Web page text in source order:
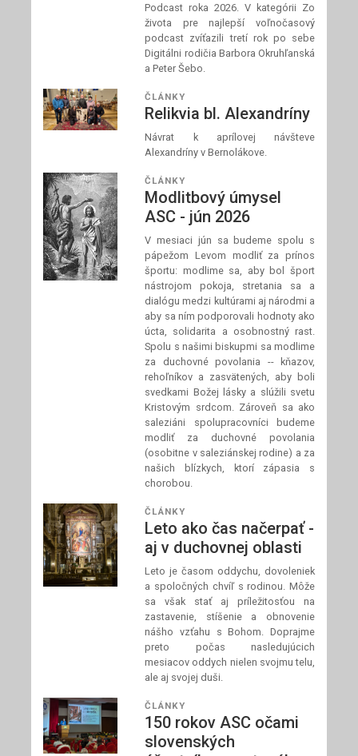
Podcast roka 2026. V kategórii Zo
života pre najlepší voľnočasový
podcast zvíťazili tretí rok po sebe
Digitálni rodičia Barbora Okruhľanská
a Peter Šebo.
ČLÁNKY
Relikvia bl. Alexandríny
Návrat k aprílovej návšteve
Alexandríny v Bernolákove.
ČLÁNKY
Modlitbový úmysel
ASC - jún 2026
V mesiaci jún sa budeme spolu s
pápežom Levom modliť za prínos
športu: modlime sa, aby bol šport
nástrojom pokoja, stretania sa a
dialógu medzi kultúrami aj národmi a
aby sa ním podporovali hodnoty ako
úcta, solidarita a osobnostný rast.
Spolu s našimi biskupmi sa modlime
za duchovné povolania -- kňazov,
rehoľníkov a zasvätených, aby boli
svedkami Božej lásky a slúžili svetu
Kristovým srdcom. Zároveň sa ako
saleziáni spolupracovníci budeme
modliť za duchovné povolania
(osobitne v saleziánskej rodine) a za
našich blízkych, ktorí zápasia s
chorobou.
ČLÁNKY
Leto ako čas načerpať -
aj v duchovnej oblasti
Leto je časom oddychu, dovoleniek
a spoločných chvíľ s rodinou. Môže
sa však stať aj príležitosťou na
zastavenie, stíšenie a obnovenie
nášho vzťahu s Bohom. Doprajme
preto počas nasledujúcich
mesiacov oddych nielen svojmu telu,
ale aj svojej duši.
ČLÁNKY
150 rokov ASC očami
slovenských